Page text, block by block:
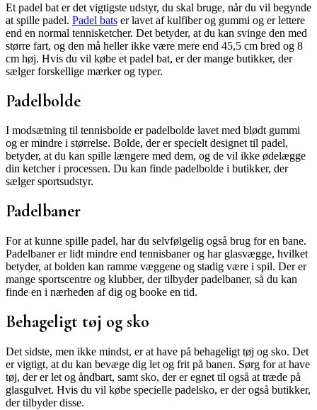
Et padel bat er det vigtigste udstyr, du skal bruge, når du vil begynde
at spille padel. Padel bats er lavet af kulfiber og gummi og er lettere
end en normal tennisketcher. Det betyder, at du kan svinge den med
større fart, og den må heller ikke være mere end 45,5 cm bred og 8
cm høj. Hvis du vil købe et padel bat, er der mange butikker, der
sælger forskellige mærker og typer.
Padelbolde
I modsætning til tennisbolde er padelbolde lavet med blødt gummi
og er mindre i størrelse. Bolde, der er specielt designet til padel,
betyder, at du kan spille længere med dem, og de vil ikke ødelægge
din ketcher i processen. Du kan finde padelbolde i butikker, der
sælger sportsudstyr.
Padelbaner
For at kunne spille padel, har du selvfølgelig også brug for en bane.
Padelbaner er lidt mindre end tennisbaner og har glasvægge, hvilket
betyder, at bolden kan ramme væggene og stadig være i spil. Der er
mange sportscentre og klubber, der tilbyder padelbaner, så du kan
finde en i nærheden af dig og booke en tid.
Behageligt tøj og sko
Det sidste, men ikke mindst, er at have på behageligt tøj og sko. Det
er vigtigt, at du kan bevæge dig let og frit på banen. Sørg for at have
tøj, der er let og åndbart, samt sko, der er egnet til også at træde på
glasgulvet. Hvis du vil købe specielle padelsko, er der også butikker,
der tilbyder disse.